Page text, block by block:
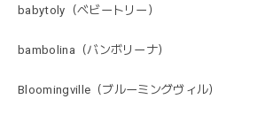
babytoly（ベビートリー）
bambolina（バンボリーナ）
Bloomingville（ブルーミングヴィル）